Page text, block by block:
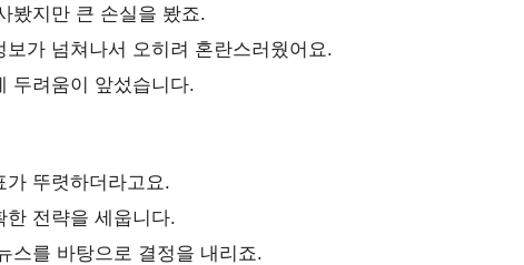
봤지만 큰 손실을 봤죠.
가 넘쳐나서 오히려 혼란스러웠어요.
두려움이 앞섰습니다.
가 뚜렷하더라고요.
한 전략을 세웁니다.
스를 바탕으로 결정을 내리죠.